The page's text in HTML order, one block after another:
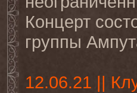
Концерт
группы
12.06.21 ||